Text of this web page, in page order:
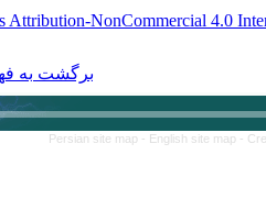
Attribution-NonCommercial 4.0
برگشت به
Persian site map - English site map -